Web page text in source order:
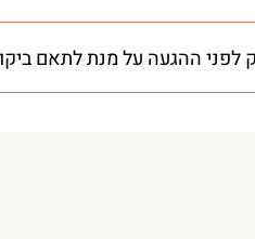
לפני ההגעה על מנת לתאם